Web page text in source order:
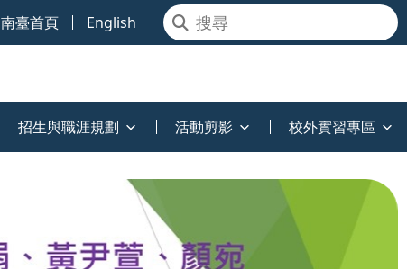
南臺首頁 English
招生與職涯規劃 活動剪影 校外實習專區